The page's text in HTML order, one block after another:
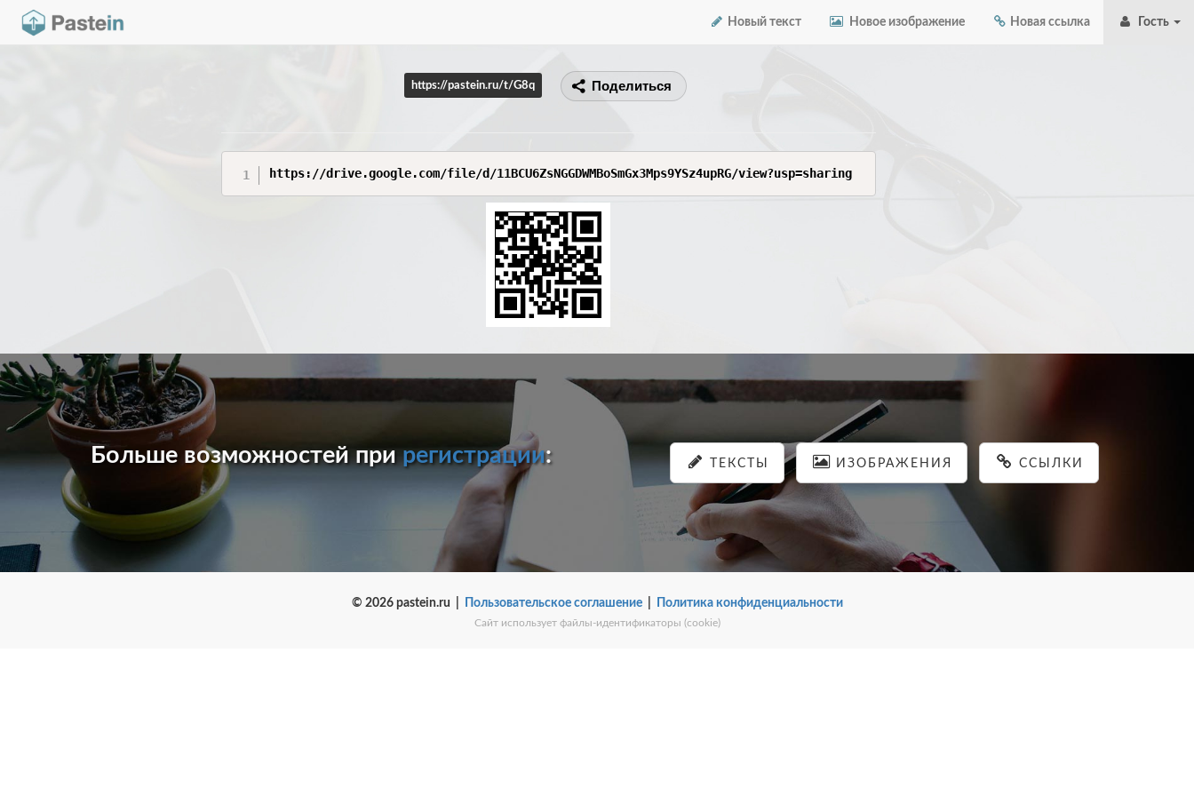
Новый текст Новое изображение Новая ссылка Гость
https://pastein.ru/t/G8q Поделиться
https://drive.google.com/file/d/11BCU6ZsNGGDWMBoSmGx3Mps9YSz4upRG/view?usp=sharing
Больше возможностей прирегистрации: ТЕКСТЫ ИЗОБРАЖЕНИЯ ССЫЛКИ
© 2026 pastein.ru | Пользовательское соглашение| Политика конфиденциальности
Сайт использует файлы-идентификаторы (cookie)